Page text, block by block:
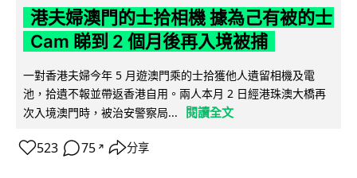
港夫婦澳門的士拾相機 據為己有被的士
Cam 睇到 2 個月後再入境被捕
一對香港夫婦今年 5 月遊澳門乘的士拾獲他人遺留相機及電
池，拾遺不報並帶返香港自用。兩人本月 2 日經港珠澳大橋再
次入境澳門時，被治安警察局...
閱讀全文
523 75 ↗ 分享